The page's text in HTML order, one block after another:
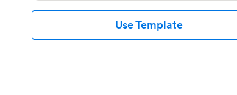
Use Template